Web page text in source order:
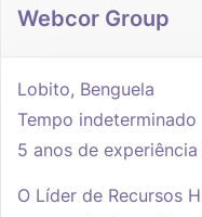
Webcor Group
Lobito, Benguela
Tempo indeterminado
5 anos de
O Líder de Recursos